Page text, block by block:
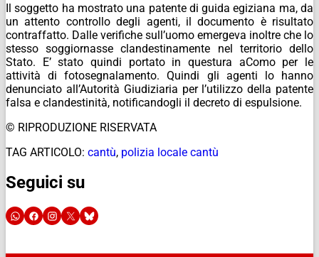
Il soggetto ha mostrato una patente di guida egiziana ma, da
un attento controllo degli agenti, il documento è risultato
contraffatto. Dalle verifiche sull’uomo emergeva inoltre che lo
stesso soggiornasse clandestinamente nel territorio dello
Stato. E’ stato quindi portato in questura aComo per le
attività di fotosegnalamento. Quindi gli agenti lo hanno
denunciato all’Autorità Giudiziaria per l’utilizzo della patente
falsa e clandestinità, notificandogli il decreto di espulsione.
© RIPRODUZIONE RISERVATA
TAG ARTICOLO: cantù, polizia locale cantù
Seguici su